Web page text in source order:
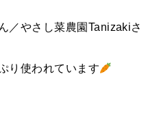
／やさし菜農園Tanizakiさ
り使われています